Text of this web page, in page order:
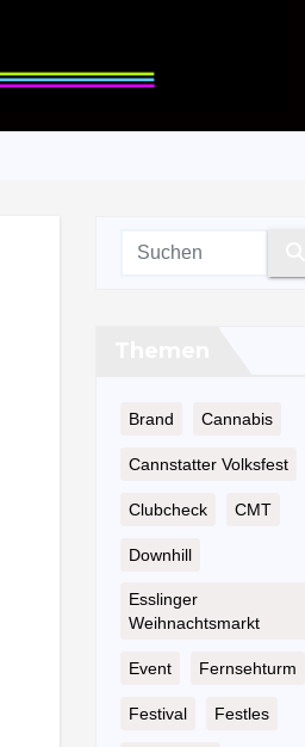
Brand Cannabis
Cannstatter Volksfest
Clubcheck CMT
Downhill
Esslinger
Weihnachtsmarkt
Event Fernsehturm
Festival Festles